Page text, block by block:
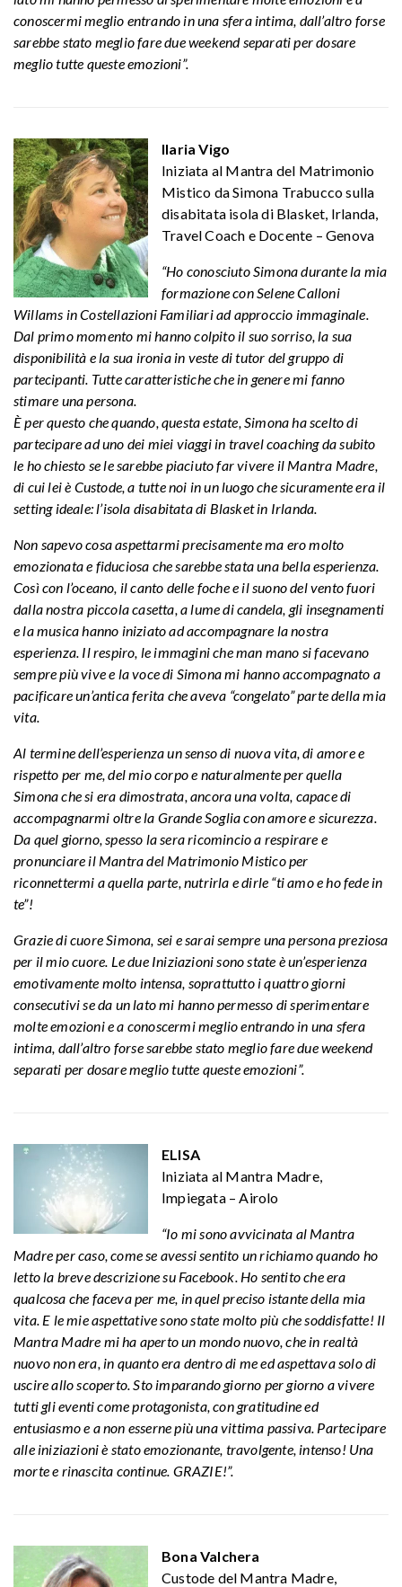
conoscermi meglio entrando in una sfera intima, dall’altro forse
sarebbe stato meglio fare due weekend separati per dosare
meglio tutte queste emozioni”.
Ilaria Vigo
Iniziata al Mantra del Matrimonio
Mistico da Simona Trabucco sulla
disabitata isola di Blasket, Irlanda,
Travel Coach e Docente – Genova
“Ho conosciuto Simona durante la mia
formazione con Selene Calloni
Willams in Costellazioni Familiari ad approccio immaginale.
Dal primo momento mi hanno colpito il suo sorriso, la sua
disponibilità e la sua ironia in veste di tutor del gruppo di
partecipanti. Tutte caratteristiche che in genere mi fanno
stimare una persona.
È per questo che quando, questa estate, Simona ha scelto di
partecipare ad uno dei miei viaggi in travel coaching da subito
le ho chiesto se le sarebbe piaciuto far vivere il Mantra Madre,
di cui lei è Custode, a tutte noi in un luogo che sicuramente era il
setting ideale: l’isola disabitata di Blasket in Irlanda.
Non sapevo cosa aspettarmi precisamente ma ero molto
emozionata e fiduciosa che sarebbe stata una bella esperienza.
Così con l’oceano, il canto delle foche e il suono del vento fuori
dalla nostra piccola casetta, a lume di candela, gli insegnamenti
e la musica hanno iniziato ad accompagnare la nostra
esperienza. Il respiro, le immagini che man mano si facevano
sempre più vive e la voce di Simona mi hanno accompagnato a
pacificare un’antica ferita che aveva “congelato” parte della mia
vita.
Al termine dell’esperienza un senso di nuova vita, di amore e
rispetto per me, del mio corpo e naturalmente per quella
Simona che si era dimostrata, ancora una volta, capace di
accompagnarmi oltre la Grande Soglia con amore e sicurezza.
Da quel giorno, spesso la sera ricomincio a respirare e
pronunciare il Mantra del Matrimonio Mistico per
riconnettermi a quella parte, nutrirla e dirle “ti amo e ho fede in
te”!
Grazie di cuore Simona, sei e sarai sempre una persona preziosa
per il mio cuore. Le due Iniziazioni sono state è un’esperienza
emotivamente molto intensa, soprattutto i quattro giorni
consecutivi se da un lato mi hanno permesso di sperimentare
molte emozioni e a conoscermi meglio entrando in una sfera
intima, dall’altro forse sarebbe stato meglio fare due weekend
separati per dosare meglio tutte queste emozioni”.
ELISA
Iniziata al Mantra Madre,
Impiegata – Airolo
“Io mi sono avvicinata al Mantra
Madre per caso, come se avessi sentito un richiamo quando ho
letto la breve descrizione su Facebook. Ho sentito che era
qualcosa che faceva per me, in quel preciso istante della mia
vita. E le mie aspettative sono state molto più che soddisfatte! Il
Mantra Madre mi ha aperto un mondo nuovo, che in realtà
nuovo non era, in quanto era dentro di me ed aspettava solo di
uscire allo scoperto. Sto imparando giorno per giorno a vivere
tutti gli eventi come protagonista, con gratitudine ed
entusiasmo e a non esserne più una vittima passiva. Partecipare
alle iniziazioni è stato emozionante, travolgente, intenso! Una
morte e rinascita continue. GRAZIE!”.
Bona Valchera
Custode del Mantra Madre,